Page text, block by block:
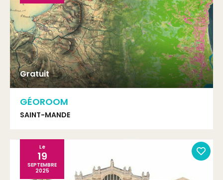
Gratuit
GÉOROOM
SAINT-MANDE
Le
19
SEPTEMBRE
2025